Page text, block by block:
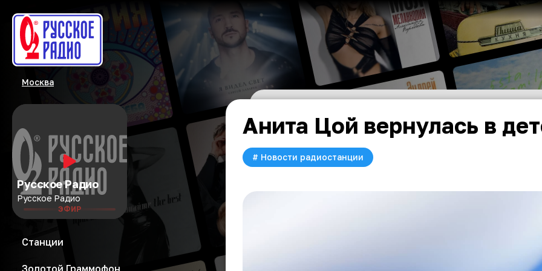
Москва
Русское Радио
Русское Радио
ЭФИР
Станции
Золотой Граммофон
Анита Цой вернулась в
# Новости радиостанции